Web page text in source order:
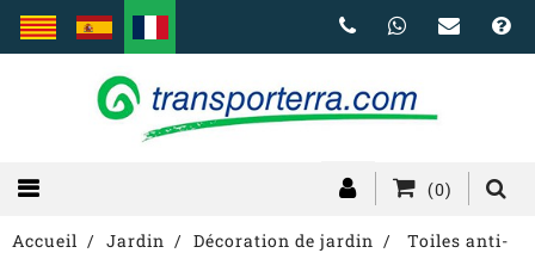
(0)
Accueil Jardin Décoration de jardin
Toiles anti-